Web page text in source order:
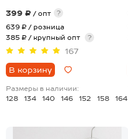
399 ₽ / опт
?
639 ₽ / розница
385 ₽ / крупный опт
?
167
В корзину
Размеры в наличии:
128
134 140 146 152 158 164